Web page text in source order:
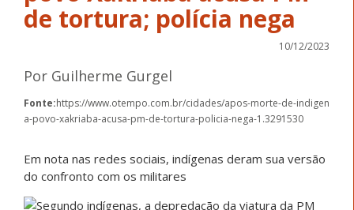
de tortura; polícia nega
10/12/2023
Por Guilherme Gurgel
Fonte:https://www.otempo.com.br/cidades/apos-morte-de-indigen
a-povo-xakriaba-acusa-pm-de-tortura-policia-nega-1.3291530
Em nota nas redes sociais, indígenas deram sua versão
do confronto com os militares